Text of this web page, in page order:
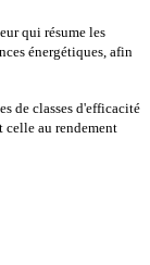
qui résume les
énergétiques, afin
de classes d'efficacité
celle au rendement